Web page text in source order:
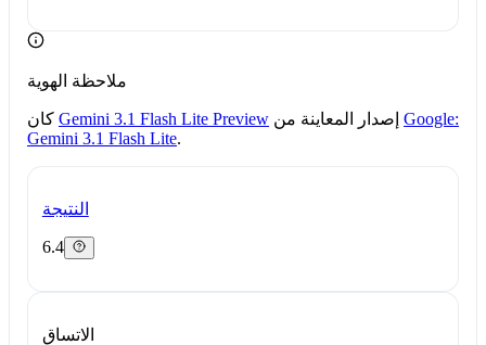
ملاحظة الهوية
Gemini 3.1 Flash Lite Preview
Google:
Gemini 3.1 Flash Lite.
النتيجة
6.4
الاتساق